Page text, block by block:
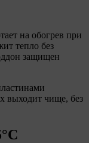
на обогрев при
тепло без
защищен
выходит чище, без